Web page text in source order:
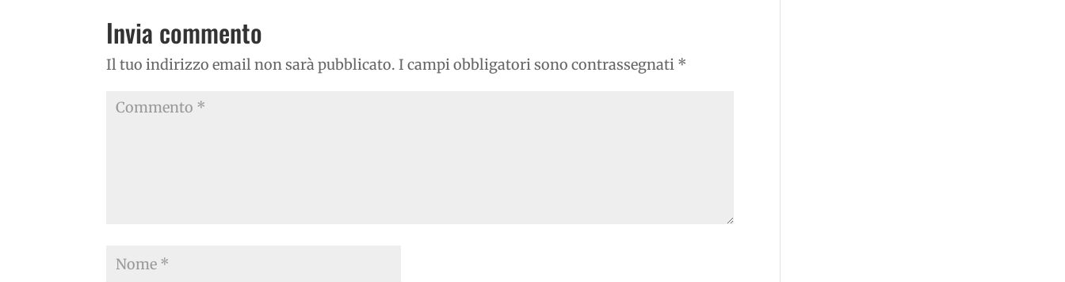
Invia commento
Il tuo indirizzo email non sarà pubblicato. I campi obbligatori sono contrassegnati *